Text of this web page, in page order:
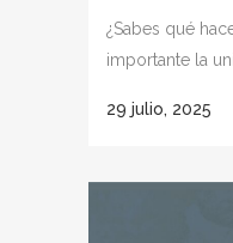
¿Sabes qué
importante la
29 julio, 2025